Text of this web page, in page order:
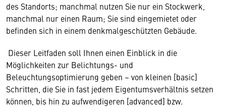
des Standorts; manchmal nutzen Sie nur ein Stockwerk,
manchmal nur einen Raum; Sie sind eingemietet oder
befinden sich in einem denkmalgeschützten Gebäude.
Dieser Leitfaden soll Ihnen einen Einblick in die
Möglichkeiten zur Belichtungs- und
Beleuchtungsoptimierung geben – von kleinen [basic]
Schritten, die Sie in fast jedem Eigentumsverhältnis setzen
können, bis hin zu aufwendigeren [advanced] bzw.